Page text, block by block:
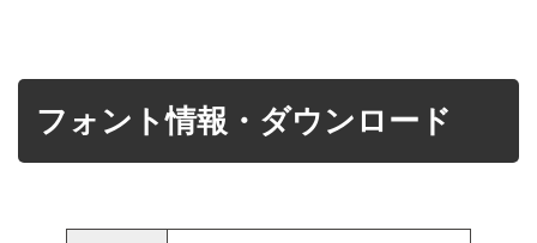
フォント情報・ダウンロード